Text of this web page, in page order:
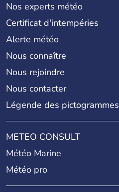
Nos experts météo
Certificat d'intempéries
Alerte météo
Nous connaître
Nous rejoindre
Nous contacter
Légende des pictogrammes
METEO CONSULT
Météo Marine
Météo pro